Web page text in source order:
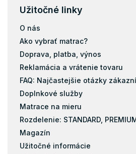
Užitočné linky
O nás
Ako vybrať matrac?
Doprava, platba, výnos
Reklamácia a vrátenie tovaru
FAQ: Najčastejšie otázky
Doplnkové služby
Matrace na mieru
Rozdelenie: STANDARD,
Magazín
Užitočné informácie